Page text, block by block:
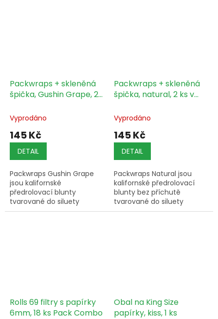
Packwraps + skleněná
špička, Gushin Grape, 2
Vyprodáno
145 Kč
DETAIL
Packwraps Gushin Grape
jsou kalifornské
předrolovací blunty
tvarované do siluety
velryby s opakovaně
Packwraps + skleněná
špička, natural, 2 ks v
Vyprodáno
145 Kč
DETAIL
Packwraps Natural jsou
kalifornské předrolovací
blunty bez příchutě
tvarované do siluety
velryby s opakovaně
Rolls 69 filtry s papírky
6mm, 18 ks Pack Combo
Obal na King Size
papírky, kiss, 1 ks